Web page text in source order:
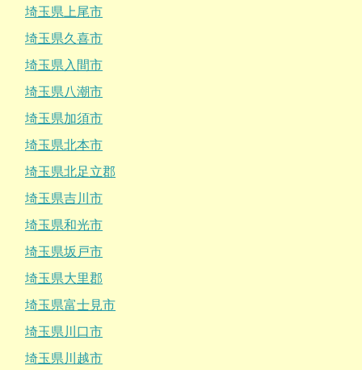
埼玉県上尾市
埼玉県久喜市
埼玉県入間市
埼玉県八潮市
埼玉県加須市
埼玉県北本市
埼玉県北足立郡
埼玉県吉川市
埼玉県和光市
埼玉県坂戸市
埼玉県大里郡
埼玉県富士見市
埼玉県川口市
埼玉県川越市